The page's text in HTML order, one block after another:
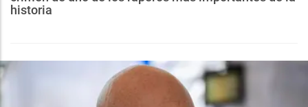
historia